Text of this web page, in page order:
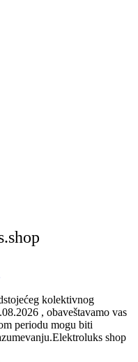
kolektivnog
, obaveštavamo vas
periodu mogu biti
shop